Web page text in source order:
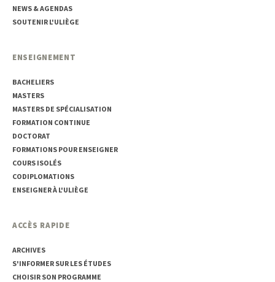
NEWS & AGENDAS
SOUTENIR L'ULIÈGE
ENSEIGNEMENT
BACHELIERS
MASTERS
MASTERS DE SPÉCIALISATION
FORMATION CONTINUE
DOCTORAT
FORMATIONS POUR ENSEIGNER
COURS ISOLÉS
CODIPLOMATIONS
ENSEIGNER À L'ULIÈGE
ACCÈS RAPIDE
ARCHIVES
S'INFORMER SUR LES ÉTUDES
CHOISIR SON PROGRAMME